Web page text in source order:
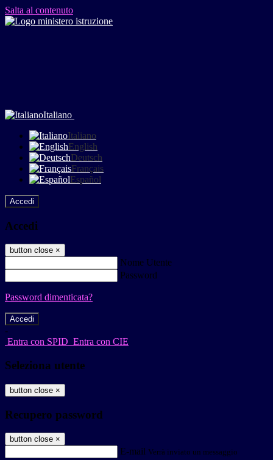
Salta al contenuto
Italiano
Italiano
English
Deutsch
Français
Español
Accedi
Accedi
button close ×
Nome Utente
Password
Password dimenticata?
-
Entra con SPID Entra con CIE
Seleziona utente
button close ×
Recupero password
button close ×
E-mail Verrà inviato un messaggio